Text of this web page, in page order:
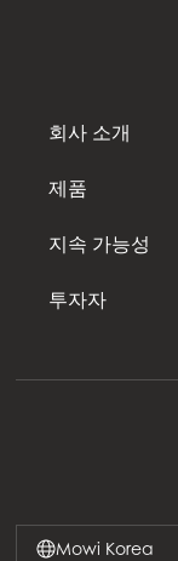
회사 소개
제품
지속 가능성
투자자
Mowi Korea